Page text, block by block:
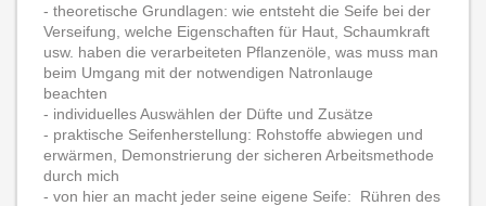
- theoretische Grundlagen: wie entsteht die Seife bei der
Verseifung, welche Eigenschaften für Haut, Schaumkraft
usw. haben die verarbeiteten Pflanzenöle, was muss man
beim Umgang mit der notwendigen Natronlauge
beachten
- individuelles Auswählen der Düfte und Zusätze
- praktische Seifenherstellung: Rohstoffe abwiegen und
erwärmen, Demonstrierung der sicheren Arbeitsmethode
durch mich
- von hier an macht jeder seine eigene Seife: Rühren des